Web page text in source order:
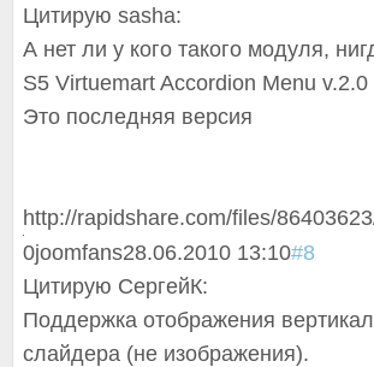
Цитирую sasha:
А нет ли у кого такого модуля,
S5 Virtuemart Accordion Menu v.2.0
Это последняя версия
http://rapidshare.com/files/
0joomfans28.06.2010 13:10#8
Цитирую СергейК:
Поддержка отображения
слайдера (не изображения).